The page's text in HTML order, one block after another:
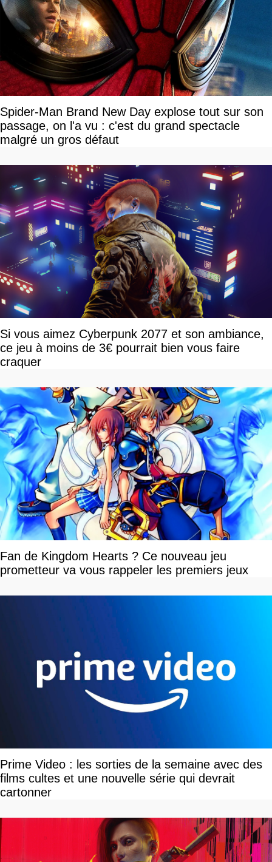
Spider-Man Brand New Day explose tout sur son
passage, on l'a vu : c'est du grand spectacle
malgré un gros défaut
Si vous aimez Cyberpunk 2077 et son ambiance,
ce jeu à moins de 3€ pourrait bien vous faire
craquer
Fan de Kingdom Hearts ? Ce nouveau jeu
prometteur va vous rappeler les premiers jeux
Prime Video : les sorties de la semaine avec des
films cultes et une nouvelle série qui devrait
cartonner